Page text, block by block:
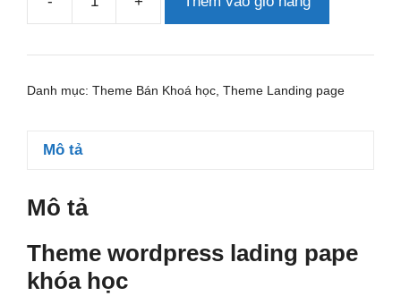
Theme
lading
Danh mục: Theme Bán Khoá học Theme Landing page
Mô tả
Mô tả
Theme wordpress lading pape
khóa học